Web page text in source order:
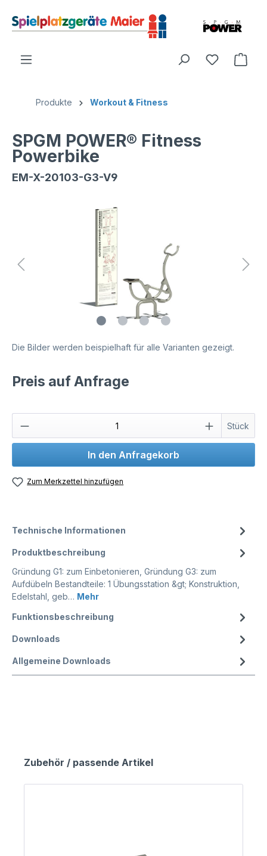
Produkte Workout & Fitness
SPGM POWER® Fitness
Powerbike
EM-X-20103-G3-V9
Die Bilder werden beispielhaft für alle Varianten gezeigt.
Preis auf Anfrage
Stück
In den Anfragekorb
Zum Merkzettel hinzufügen
Technische Informationen
Produktbeschreibung
Gründung G1: zum Einbetonieren, Gründung G3: zum
Aufdübeln Bestandteile: 1 Übungsstation &gt; Konstruktion,
Edelstahl, geb… Mehr
Funktionsbeschreibung
Downloads
Allgemeine Downloads
Zubehör / passende Artikel